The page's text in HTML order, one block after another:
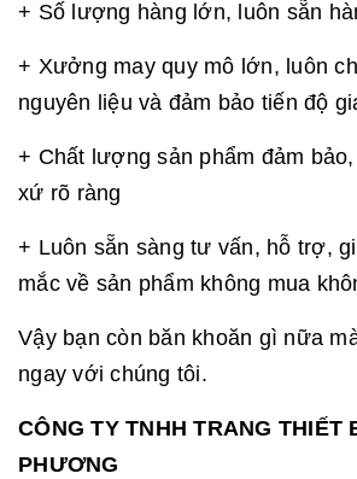
+ Số lượng hàng lớn, luôn sẵn
+ Xưởng may quy mô lớn, luôn
nguyên liệu và đảm bảo tiến độ
+ Chất lượng sản phẩm đảm
xứ rõ ràng
+ Luôn sẵn sàng tư vấn, hỗ trợ,
mắc về sản phẩm không mua
Vậy bạn còn băn khoăn gì nữa
ngay với chúng tôi.
CÔNG TY TNHH TRANG THIẾT
PHƯƠNG